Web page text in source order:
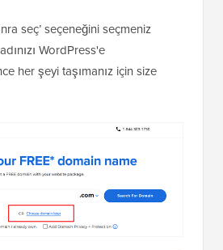
seç’ seçeneğini seçmeniz
WordPress'e
her şeyi taşımanız için size